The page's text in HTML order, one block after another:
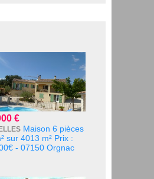
€
Maison 6 pièces
sur 4013 m² Prix :
- 07150 Orgnac